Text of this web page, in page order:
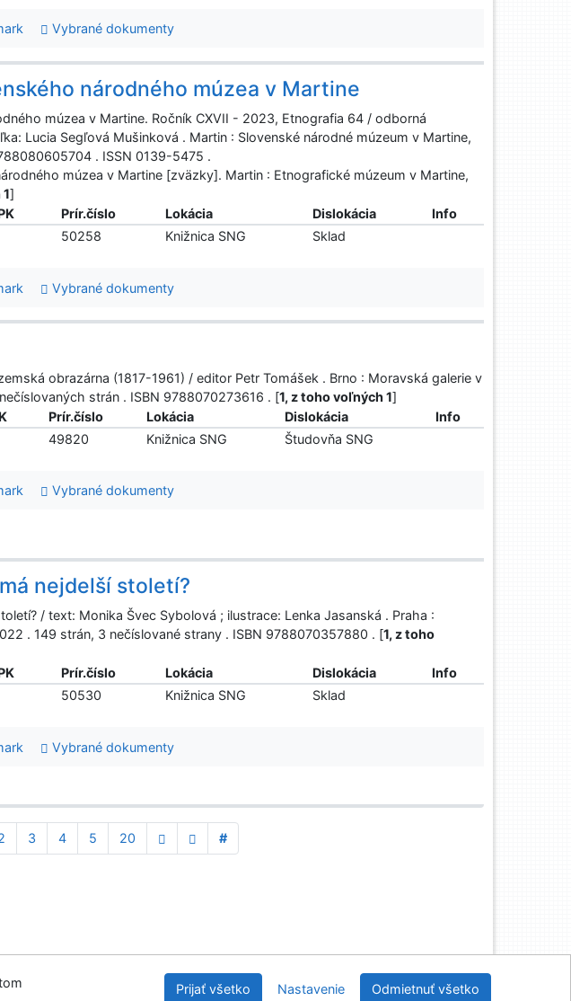
Vybrané dokumenty
národného múzea v Martine
múzea v Martine. Ročník CXVII - 2023, Etnografia 64 / odborná
Lucia Segľová Mušinková . Martin : Slovenské národné múzeum v Martine,
. ISSN 0139-5475 .
múzea v Martine [zväzky]. Martin : Etnografické múzeum v Martine,
1]
Prír.číslo Lokácia Dislokácia
Info
50258 Knižnica SNG Sklad
Vybrané dokumenty
obrazárna (1817-1961) / editor Petr Tomášek . Brno : Moravská galerie v
strán . ISBN 9788070273616 . [1, z toho voľných 1]
Prír.číslo Lokácia Dislokácia
Info
49820 Knižnica SNG Študovňa SNG
Vybrané dokumenty
nejdelší století?
/ text: Monika Švec Sybolová ; ilustrace: Lenka Jasanská . Praha :
. 149 strán, 3 nečíslované strany . ISBN 9788070357880 . [1, z toho
Prír.číslo Lokácia Dislokácia
Info
50530 Knižnica SNG Sklad
Vybrané dokumenty
3 4 5 20 #
Prijať všetko Nastavenie Odmietnuť všetko